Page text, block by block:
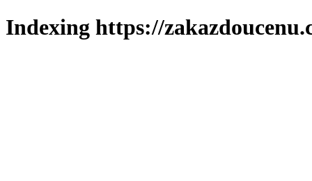
Indexing https://